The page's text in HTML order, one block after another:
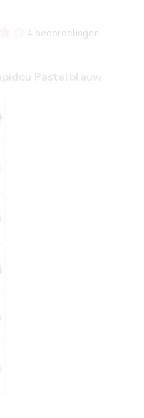
4 beoordelingen
Pastelblauw